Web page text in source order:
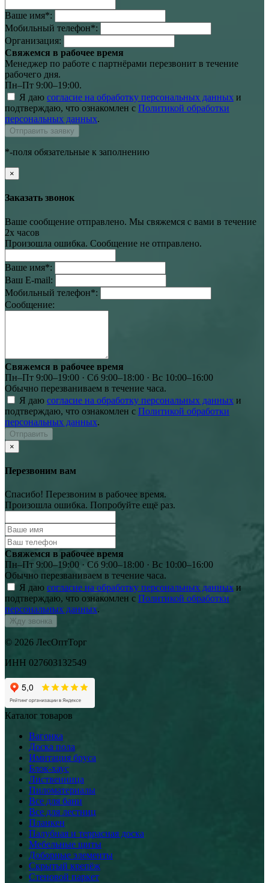
Ваше имя*:
Мобильный телефон*:
Организация:
Свяжемся в рабочее время
Менеджер по работе с партнёрами перезвонит в течение
рабочего дня.
Пн–Пт 9:00–19:00.
Я даю согласие на обработку персональных данных и
подтверждаю, что ознакомлен с Политикой обработки
персональных данных.
Отправить заявку
*-поля обязательные к заполнению
×
Заказать звонок
Ваше сообщение отправлено. Мы свяжемся с вами в течение
2х часов
Произошла ошибка. Сообщение не отправлено.
Ваше имя*:
Ваш E-mail:
Мобильный телефон*:
Сообщение:
Свяжемся в рабочее время
Пн–Пт 9:00–19:00 · Сб 9:00–18:00 · Вс 10:00–16:00
Обычно перезваниваем в течение часа.
Я даю согласие на обработку персональных данных и
подтверждаю, что ознакомлен с Политикой обработки
персональных данных.
Отправить
×
Перезвоним вам
Спасибо! Перезвоним в рабочее время.
Произошла ошибка. Попробуйте ещё раз.
Свяжемся в рабочее время
Пн–Пт 9:00–19:00 · Сб 9:00–18:00 · Вс 10:00–16:00
Обычно перезваниваем в течение часа.
Я даю согласие на обработку персональных данных и
подтверждаю, что ознакомлен с Политикой обработки
персональных данных.
Жду звонка
© 2026 ЛесОптТорг
ИНН 027603132549
Каталог товаров
Вагонка
Доска пола
Имитация бруса
Блок-хаус
Лиственница
Пиломатериалы
Все для бани
Все для лестниц
Планкен
Палубная и террасная доска
Мебельные щиты
Доборные элементы
Скрытый крепёж
Стеновой паркет